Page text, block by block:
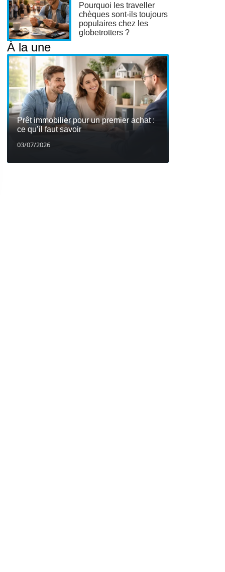
Pourquoi les traveller
chèques sont-ils toujours
populaires chez les
globetrotters ?
À la une
Prêt immobilier pour un premier achat :
ce qu’il faut savoir
03/07/2026